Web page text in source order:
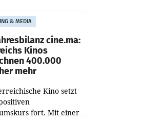
bleiben. Eine
setzte den Prozess zu
& MEDIA
cine.ma:
Kinos
400.000
mehr
Kino setzt
fort. Mit einer